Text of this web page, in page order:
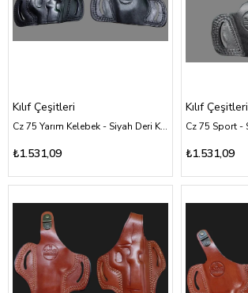
Kılıf Çeşitleri
Cz 75 Yarım Kelebek - Siyah Deri Kılıf Çeşitleri
₺1.531,09
Kılıf Çeşitleri
₺1.531,09